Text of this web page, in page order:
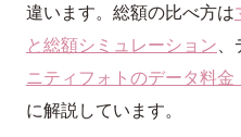
違います。総額の比べ方は
と総額シミュレーション、
ニティフォトのデータ料
に解説しています。